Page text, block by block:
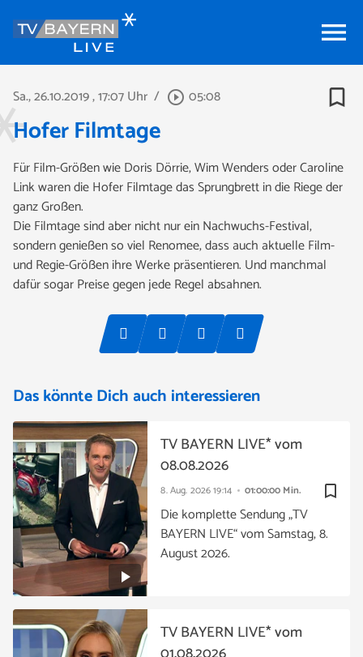
menu
Sa., 26.10.2019, 17:07 Uhr / play_circle_outline 05:08 bookmark_border
Hofer Filmtage
Für Film-Größen wie Doris Dörrie, Wim Wenders oder Caroline
Link waren die Hofer Filmtage das Sprungbrett in die Riege der
ganz Großen.
Die Filmtage sind aber nicht nur ein Nachwuchs-Festival,
sondern genießen so viel Renomee, dass auch aktuelle Film-
und Regie-Größen ihre Werke präsentieren. Und manchmal
dafür sogar Preise gegen jede Regel absahnen.
Das könnte Dich auch interessieren
bookmark_border
8. Aug. 202619:14 01:00:00 Min.
TV BAYERN LIVE* vom
08.08.2026
Die komplette Sendung „TV
BAYERN LIVE“ vom Samstag, 8.
August 2026.
TV BAYERN LIVE* vom